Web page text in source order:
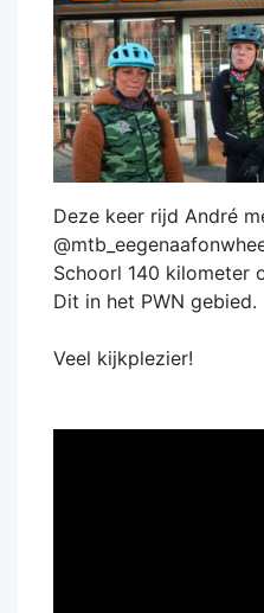
Deze keer rijd André
Schoorl 140 kilometer
Dit in het PWN gebied.
Veel kijkplezier!